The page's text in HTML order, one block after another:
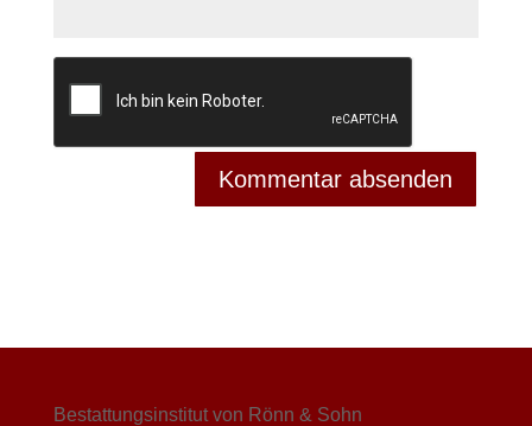
Bestattungsinstitut von Rönn & Sohn